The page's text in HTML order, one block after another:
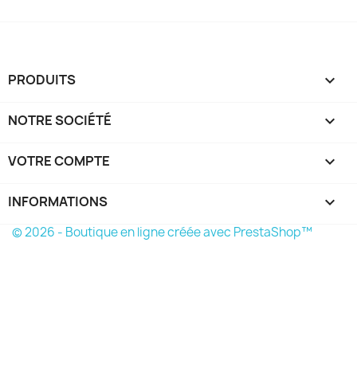
PRODUITS 
NOTRE SOCIÉTÉ 
VOTRE COMPTE 
INFORMATIONS keyboard_arrow_down
© 2026 - Boutique en ligne créée avec PrestaShop™